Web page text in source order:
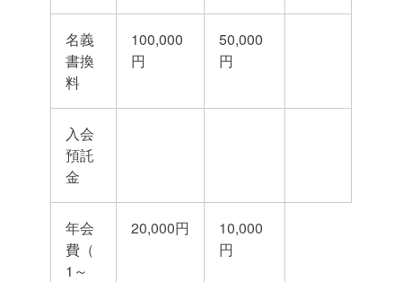
名義
書換
料
100,000
円
50,000
円
入会
預託
金
年会
費（
1～
20,000円
10,000
円